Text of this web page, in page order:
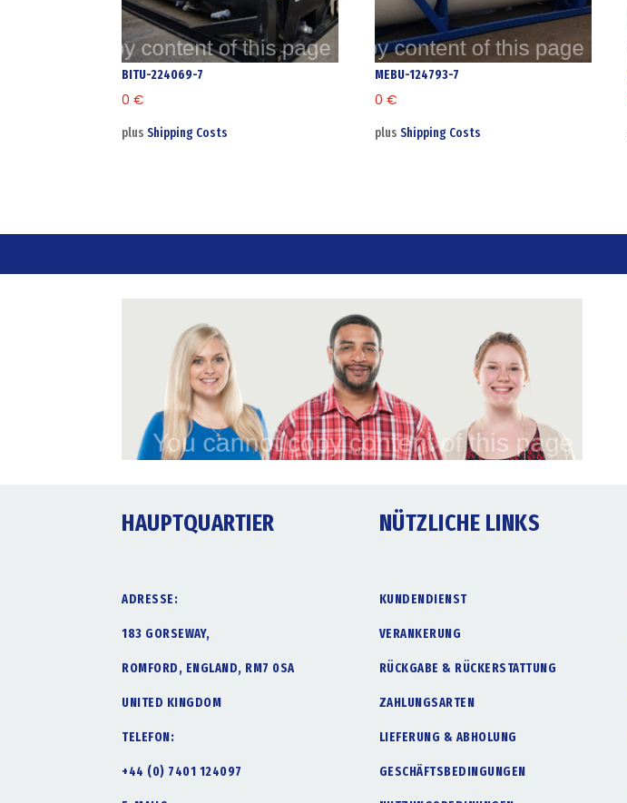
BITU-224069-7
0€
plusShipping Costs
MEBU-124793-7
0€
plusShipping Costs
HAUPTQUARTIER
ADRESSE:
183 GORSEWAY,
ROMFORD, ENGLAND, RM7 0SA
UNITED KINGDOM
TELEFON:
+44 (0) 7401 124097
NÜTZLICHE LINKS
KUNDENDIENST
VERANKERUNG
RÜCKGABE & RÜCKERSTATTUNG
ZAHLUNGSARTEN
LIEFERUNG & ABHOLUNG
GESCHÄFTSBEDINGUNGEN